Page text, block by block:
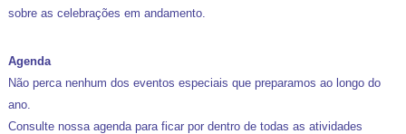
sobre as celebrações em andamento.
Agenda
Não perca nenhum dos eventos especiais que preparamos ao longo do
ano.
Consulte nossa agenda para ficar por dentro de todas as atividades